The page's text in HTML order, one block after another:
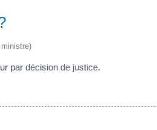
par décision de justice.